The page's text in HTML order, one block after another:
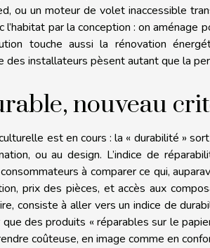
ou un moteur de volet inaccessible
l’habitat par la conception : on
touche aussi la rénovation
des installateurs pèsent autant que la
nouveau
est en cours : la « durabilité »
ou au design. L’indice de
à comparer ce qui,
prix des pièces, et accès aux
consiste à aller vers un indice de
que des produits « réparables sur le
coûteuse, en image comme en